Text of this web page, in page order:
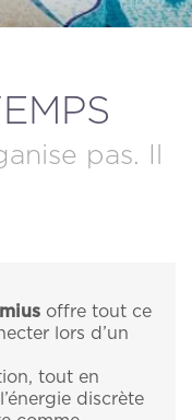
pas. Il
offre tout ce
lors d’un
tout en
discrète